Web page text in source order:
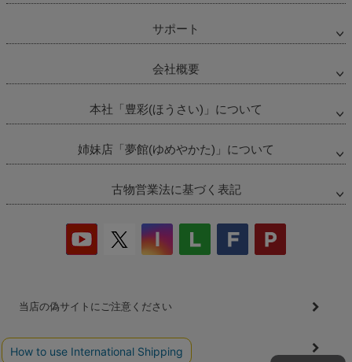
サポート
会社概要
本社「豊彩(ほうさい)」について
姉妹店「夢館(ゆめやかた)」について
古物営業法に基づく表記
当店の偽サイトにご注意ください
商品の無断販売・転売の禁止について